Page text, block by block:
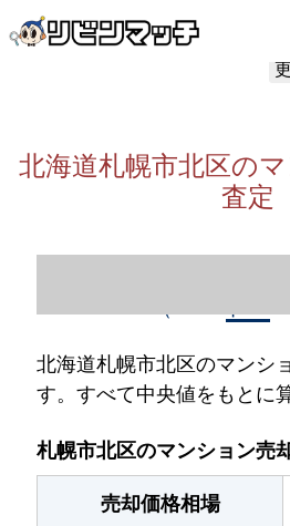
北海道札幌市北区の
査定
北海道札幌市北区のマンシ
す。すべて中央値をもとに
札幌市北区のマンション売
売却価格相場